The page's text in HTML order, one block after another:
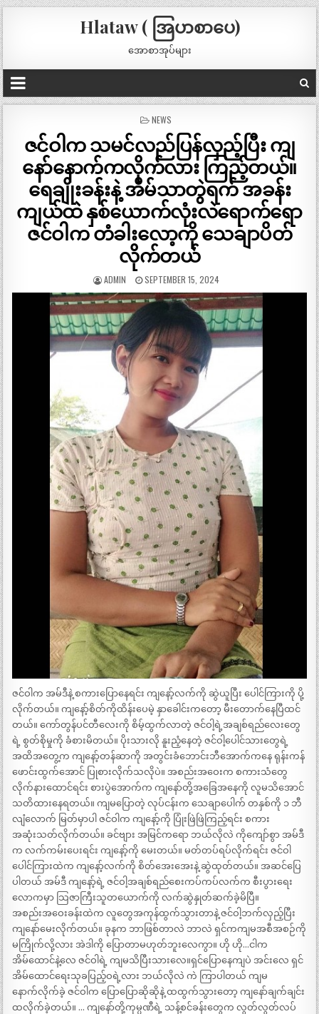
Hlataw ( အြပာစာပေ)
အောစာအုပ်များ
POSTED
NEWS
ဇင်ဝါက သမင်လည်ပြန်လှည့်ပြီး ကျ
နော်နောက်ကလိုက်လား ကြည့်တယ်။
ရေချိုးခန်းနဲ့ အိမ်သာတွဲရက် အခန်း
ကျယ်ထဲ နှစ်ယောက်လုံးလဲရောက်ရော
ဇင်ဝါက တံခါးလော့ကို သေချာပိတ်
လိုက်တယ်
ADMIN SEPTEMBER 15, 2024
ဇင်ဝါက အမ်ဒီနဲ့ စကားပြောနေရင်း ကျနော့်လက်ကို ဆွဲယူပြီး ပေါင်ကြားကို ပို့
လိုက်တယ်။ ကျနော့်စိတ်ကိုထိန်းပေမဲ့ နှာခေါင်းကတော့ မီးတောက်နေပြီထင်
တယ်။ ကော်တွန်ပင်တီလေးကို စိမ့်ထွက်လာတဲ့ ဇင်ဝါ့ရဲ့အချစ်ရည်လေးတွေ
ရဲ့ စွတ်စိုမှုကို ခံစားမိတယ်။ ပိုးသားလို နူးညံ့နေတဲ့ ဇင်ဝါ့ပေါင်သားတွေရဲ့
အထိအတွေ့က ကျနော့်တန်ဆာကို အတွင်းခံဘောင်းဘီအောက်ကနေ ရုန်းကန်
ဖောင်းထွက်အောင် ပြုစားလိုက်သလိုပဲ။ အစည်းအဝေးက စကားသံတွေ
လိုက်နားထောင်ရင်း စားပွဲအောက်က ကျနော်တို့အခြေအနေကို လူမသိအောင်
သတိထားနေရတယ်။ ကျမပြောတဲ့ လုပ်ငန်းက သေချာပေါက် တနှစ်ကို ၁ ဘီ
လျံလောက် မြတ်မှာပါ ဇင်ဝါက ကျနော့်ကို ပြုံးဖြဲဖြဲကြည့်ရင်း စကား
အဆုံးသတ်လိုက်တယ်။ ခင်ဗျား အမြင်ကရော ဘယ်လိုလဲ ကိုကျော်စွာ အမ်ဒီ
က လက်ကမ်းပေးရင်း ကျနော့်ကို မေးတယ်။ မတ်တပ်ရပ်လိုက်ရင်း ဇင်ဝါ
ပေါင်ကြားထဲက ကျနော့်လက်ကို စိတ်အေးအေးနဲ့ ဆွဲထုတ်တယ်။ အဆင်ပြေ
ပါတယ် အမ်ဒီ ကျနော့်ရဲ့ ဇင်ဝါ့အချစ်ရည်စေးကပ်ကပ်လက်က စီးပွားရေး
လောကမှာ သြဇာကြီးသူတယောက်ကို လက်ဆွဲနှုတ်ဆက်ခဲ့မိပြီ။
အစည်းအဝေးခန်းထဲက လူတွေအကုန်ထွက်သွားတာနဲ့ ဇင်ဝါ့ဘက်လှည့်ပြီး
ကျနော်မေးလိုက်တယ်။ ခုနက ဘာဖြစ်တာလဲ ဘာလဲ ရှင်ကကျမအစီအစဉ်ကို
မကြိုက်လို့လား အဲဒါကို ပြောတာမဟုတ်ဘူးလေကွာ။ ဟို ဟို…ငါက
အိမ်ထောင်နဲ့လေ ဇင်ဝါရဲ့ ကျမသိပြီးသားလေ။ရှင်ပြောနေကျပဲ အင်းလေ ရှင်
အိမ်ထောင်ရေးသုခပြည့်ဝရဲ့လား ဘယ်လိုလဲ ကဲ ကြာပါတယ် ကျမ
နောက်လိုက်ခဲ့ ဇင်ဝါက ပြောပြောဆိုဆိုနဲ့ ထထွက်သွားတော့ ကျနော်ချက်ချင်း
ထလိုက်ခဲ့တယ်။ … ကျနော်တို့ကုမ္ပဏီရဲ့ သန့်စင်ခန်းတွေက လွတ်လွတ်လပ်